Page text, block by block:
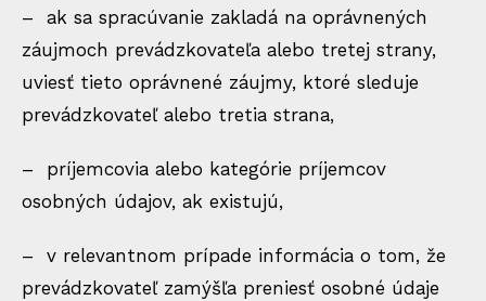
– ak sa spracúvanie zakladá na oprávnených
záujmoch prevádzkovateľa alebo tretej strany,
uviesť tieto oprávnené záujmy, ktoré sleduje
prevádzkovateľ alebo tretia strana,
– príjemcovia alebo kategórie príjemcov
osobných údajov, ak existujú,
– v relevantnom prípade informácia o tom, že
prevádzkovateľ zamýšľa preniesť osobné údaje